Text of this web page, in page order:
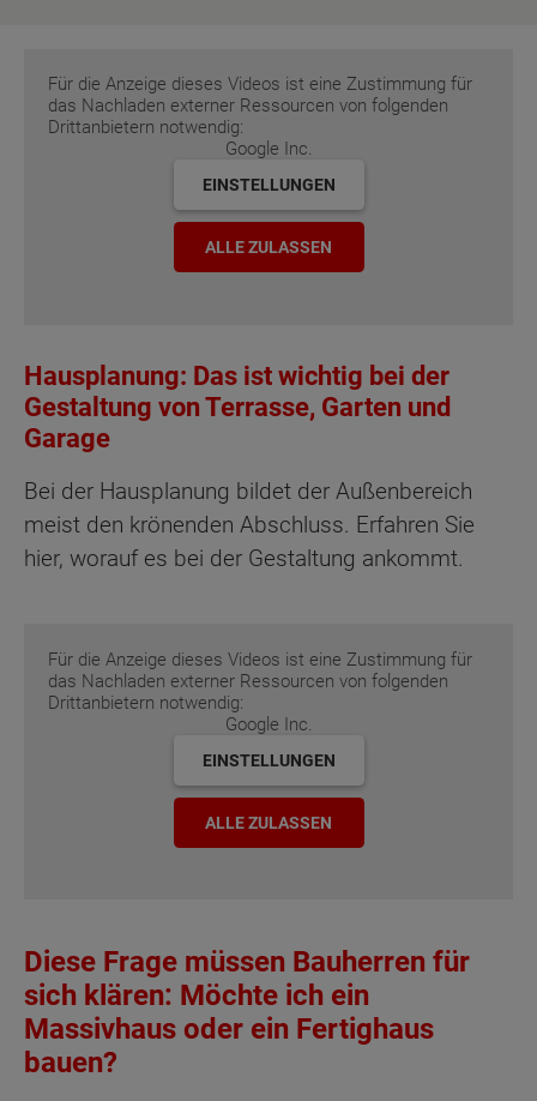
Für die Anzeige dieses Videos ist eine Zustimmung für
das Nachladen externer Ressourcen von folgenden
Drittanbietern notwendig:
Google Inc.
EINSTELLUNGEN
ALLE ZULASSEN
Hausplanung: Das ist wichtig bei der
Gestaltung von Terrasse, Garten und
Garage
Bei der Hausplanung bildet der Außenbereich
meist den krönenden Abschluss. Erfahren Sie
hier, worauf es bei der Gestaltung ankommt.
Für die Anzeige dieses Videos ist eine Zustimmung für
das Nachladen externer Ressourcen von folgenden
Drittanbietern notwendig:
Google Inc.
EINSTELLUNGEN
ALLE ZULASSEN
Diese Frage müssen Bauherren für
sich klären: Möchte ich ein
Massivhaus oder ein Fertighaus
bauen?